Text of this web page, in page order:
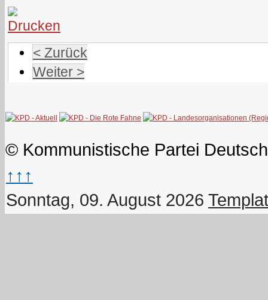
< Zurück
Weiter >
© Kommunistische Partei
↑↑↑
Sonntag, 09. August 2026